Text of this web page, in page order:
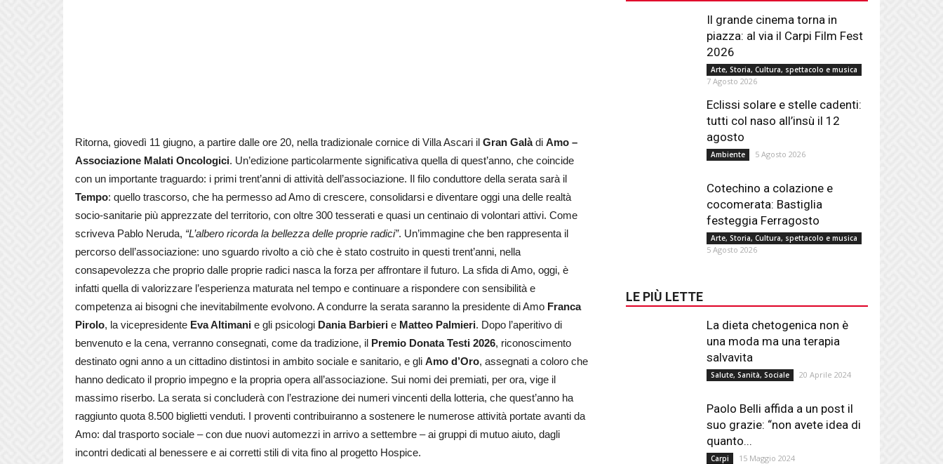
Ritorna, giovedì 11 giugno, a partire dalle ore 20, nella tradizionale cornice di Villa Ascari ilGran GalàdiAmo –
Associazione Malati Oncologici. Un’edizione particolarmente significativa quella di quest’anno, che coincide
con un importante traguardo: i primi trent’anni di attività dell’associazione. Il filo conduttore della serata sarà il
Tempo: quello trascorso, che ha permesso ad Amo di crescere, consolidarsi e diventare oggi una delle realtà
socio-sanitarie più apprezzate del territorio, con oltre 300 tesserati e quasi un centinaio di volontari attivi. Come
scriveva Pablo Neruda, “L’albero ricorda la bellezza delle proprie radici”. Un’immagine che ben rappresenta il
percorso dell’associazione: uno sguardo rivolto a ciò che è stato costruito in questi trent’anni, nella
consapevolezza che proprio dalle proprie radici nasca la forza per affrontare il futuro. La sfida di Amo, oggi, è
infatti quella di valorizzare l’esperienza maturata nel tempo e continuare a rispondere con sensibilità e
competenza ai bisogni che inevitabilmente evolvono. A condurre la serata saranno la presidente di Amo Franca
Pirolo, la vicepresidente Eva Altimani e gli psicologi Dania Barbieri e Matteo Palmieri. Dopo l’aperitivo di
benvenuto e la cena, verranno consegnati, come da tradizione, il Premio Donata Testi 2026, riconoscimento
destinato ogni anno a un cittadino distintosi in ambito sociale e sanitario, e gliAmo d’Oro, assegnati a coloro che
hanno dedicato il proprio impegno e la propria opera all’associazione. Sui nomi dei premiati, per ora, vige il
massimo riserbo. La serata si concluderà con l’estrazione dei numeri vincenti della lotteria, che quest’anno ha
raggiunto quota 8.500 biglietti venduti. I proventi contribuiranno a sostenere le numerose attività portate avanti da
Amo: dal trasporto sociale – con due nuovi automezzi in arrivo a settembre – ai gruppi di mutuo aiuto, dagli
incontri dedicati al benessere e ai corretti stili di vita fino al progetto Hospice.
Il grande cinema torna in
piazza: al via il Carpi Film Fest
2026
Arte, Storia, Cultura, spettacolo e musica
7 Agosto 2026
Eclissi solare e stelle cadenti:
tutti col naso all’insù il 12
agosto
Ambiente 5 Agosto 2026
Cotechino a colazione e
cocomerata: Bastiglia
festeggia Ferragosto
Arte, Storia, Cultura, spettacolo e musica
5 Agosto 2026
LE PIÙ LETTE
La dieta chetogenica non è
una moda ma una terapia
salvavita
Salute, Sanità, Sociale 20 Aprile 2024
Paolo Belli affida a un post il
suo grazie: “non avete idea di
quanto...
Carpi 15 Maggio 2024